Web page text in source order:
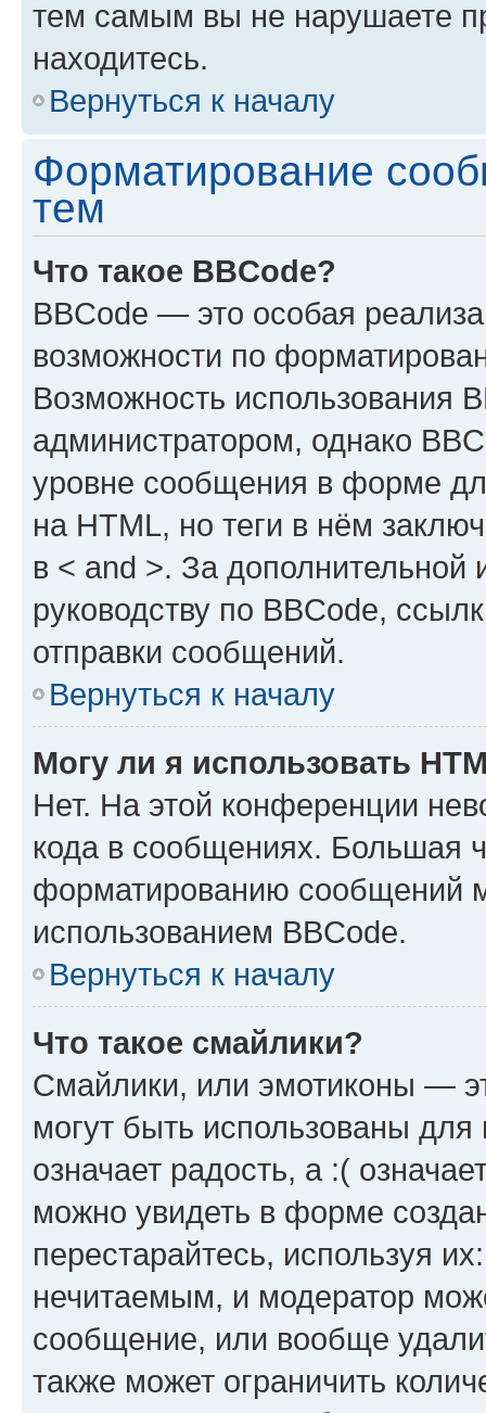
тем самым вы не нарушаете
находитесь.
Вернуться к началу
Форматирование
тем
Что такое BBCode?
BBCode — это особая
возможности по
Возможность использования
администратором, однако
уровне сообщения в форме
на HTML, но теги в нём
в < and >. За
руководству по BBCode,
отправки сообщений.
Вернуться к началу
Могу ли я использовать
Нет. На этой конференции
кода в сообщениях. Большая
форматированию сообщений
использованием BBCode.
Вернуться к началу
Что такое смайлики?
Смайлики, или эмотиконы —
могут быть использованы
означает радость, а :(
можно увидеть в форме
перестарайтесь, используя
нечитаемым, и модератор
сообщение, или вообще
также может ограничить